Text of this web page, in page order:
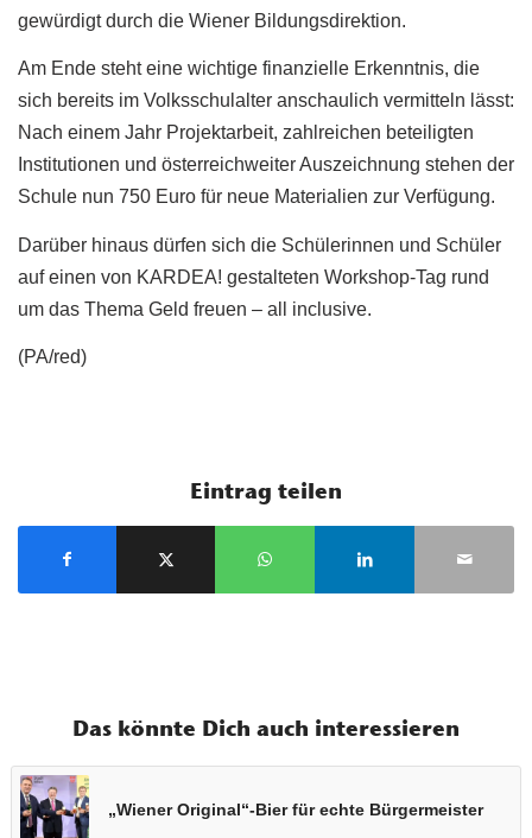
gewürdigt durch die Wiener Bildungsdirektion.
Am Ende steht eine wichtige finanzielle Erkenntnis, die
sich bereits im Volksschulalter anschaulich vermitteln lässt:
Nach einem Jahr Projektarbeit, zahlreichen beteiligten
Institutionen und österreichweiter Auszeichnung stehen der
Schule nun 750 Euro für neue Materialien zur Verfügung.
Darüber hinaus dürfen sich die Schülerinnen und Schüler
auf einen von KARDEA! gestalteten Workshop-Tag rund
um das Thema Geld freuen – all inclusive.
(PA/red)
Eintrag teilen
Das könnte Dich auch interessieren
„Wiener Original“-Bier für echte Bürgermeister